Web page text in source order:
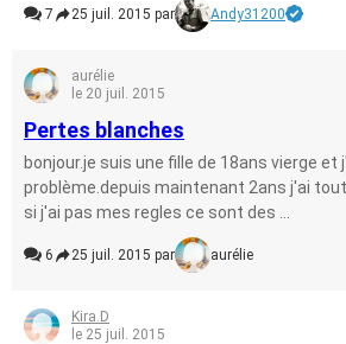
7 25 juil. 2015 par Andy31200
aurélie
le 20 juil. 2015
Pertes blanches
bonjour.je suis une fille de 18ans vierge et
problème.depuis maintenant 2ans j'ai
si j'ai pas mes regles ce sont des ...
6 25 juil. 2015 par aurélie
Kira.D
le 25 juil. 2015